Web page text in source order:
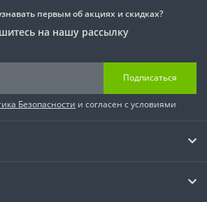
первым об акциях и скидках?
на нашу рассылку
Подписаться
Безопасности и согласен с условиями